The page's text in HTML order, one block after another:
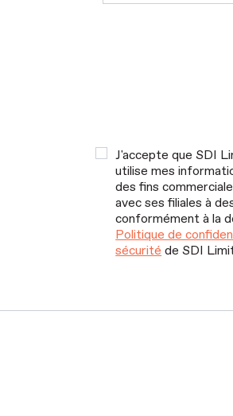
J'accepte que SDI
utilise mes
des fins
avec ses filiales à
conformément à la
Politique de
sécurité de SDI